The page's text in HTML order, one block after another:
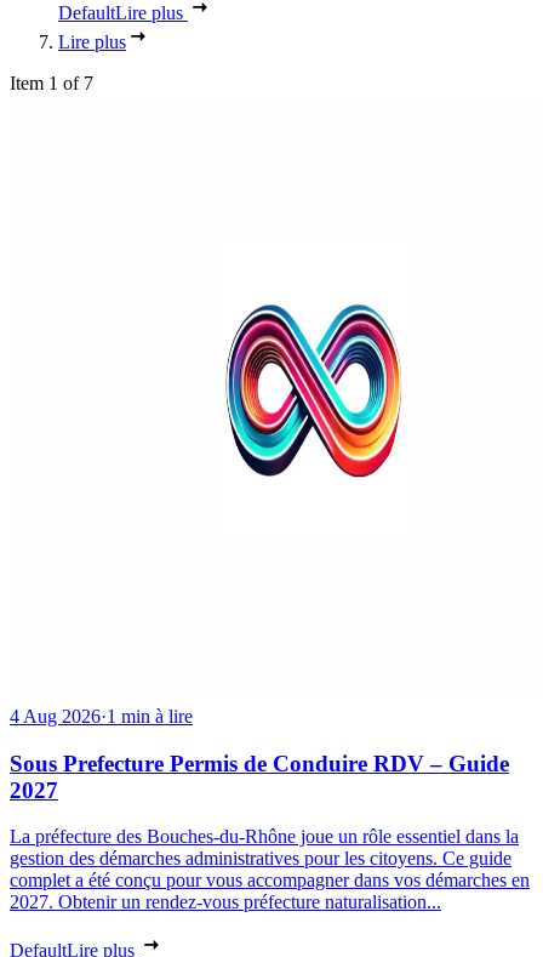
DefaultLire plus
Lire plus
Item 1 of 7
4 Aug 2026·1 min à lire
Sous Prefecture Permis de Conduire RDV – Guide
2027
La préfecture des Bouches-du-Rhône joue un rôle essentiel dans la
gestion des démarches administratives pour les citoyens. Ce guide
complet a été conçu pour vous accompagner dans vos démarches en
2027. Obtenir un rendez-vous préfecture naturalisation...
DefaultLire plus